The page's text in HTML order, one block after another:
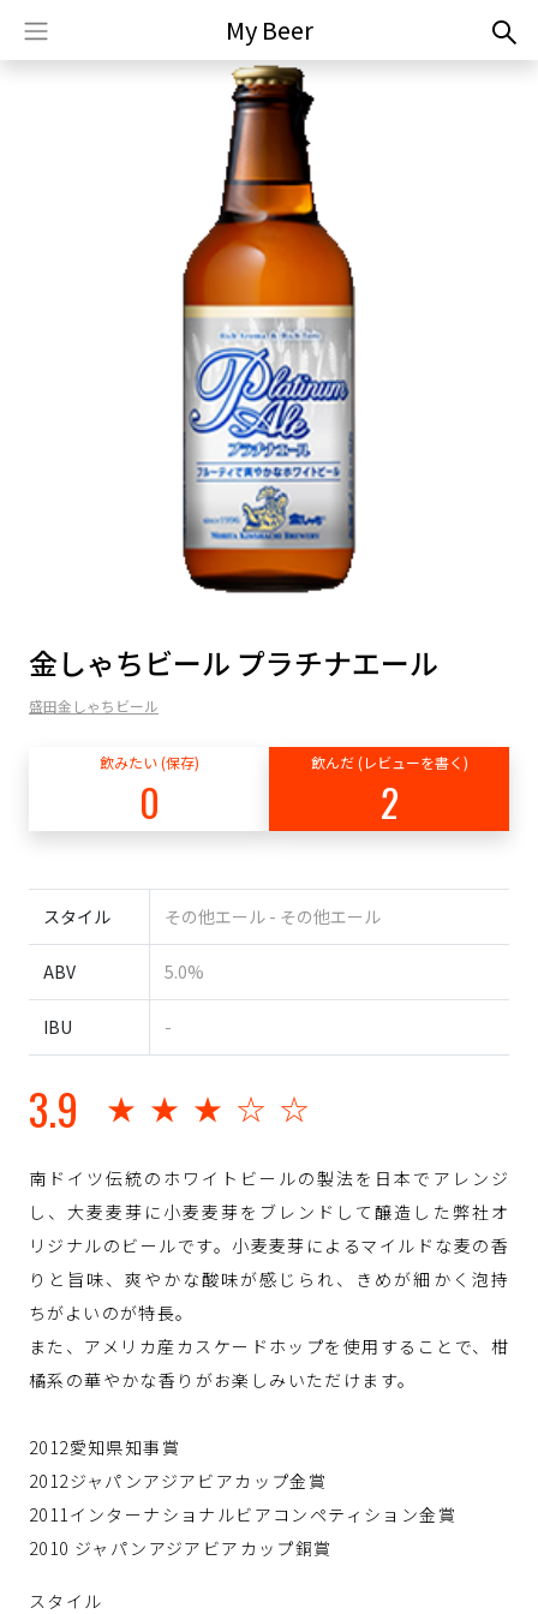
My Beer
金しゃちビール プラチナエール
盛田金しゃちビール
飲みたい (保存)
0
飲んだ (レビューを書く)
2
スタイル その他エール - その他エール
ABV 5.0%
IBU -
3.9 ★★★☆☆
南ドイツ伝統のホワイトビールの製法を日本でアレンジ
し、大麦麦芽に小麦麦芽をブレンドして醸造した弊社オ
リジナルのビールです。小麦麦芽によるマイルドな麦の香
りと旨味、爽やかな酸味が感じられ、きめが細かく泡持
ちがよいのが特長。
また、アメリカ産カスケードホップを使用することで、柑
橘系の華やかな香りがお楽しみいただけます。
2012愛知県知事賞
2012ジャパンアジアビアカップ金賞
2011インターナショナルビアコンペティション金賞
2010 ジャパンアジアビアカップ銅賞
スタイル